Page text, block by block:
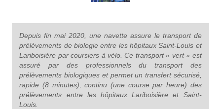
Depuis fin mai 2020, une navette assure le transport de
prélèvements de biologie entre les hôpitaux Saint-Louis et
Lariboisière par coursiers à vélo. Ce transport « vert » est
assuré par des professionnels du transport des
prélèvements biologiques et permet un transfert sécurisé,
rapide (8 minutes), continu (une course par heure) des
prélèvements entre les hôpitaux Lariboisière et Saint-
Louis.